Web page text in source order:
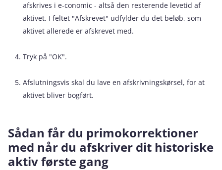
afskrives i e‑conomic - altså den resterende levetid af
aktivet. I feltet "Afskrevet" udfylder du det beløb, som
aktivet allerede er afskrevet med.
Tryk på "OK".
Afslutningsvis skal du lave en afskrivningskørsel, for at
aktivet bliver bogført.
Sådan får du primokorrektioner
med når du afskriver dit historiske
aktiv første gang